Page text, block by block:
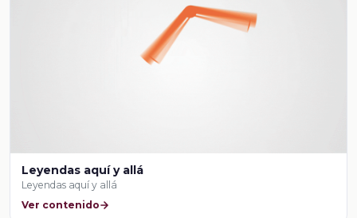
Leyendas aquí y allá
Leyendas aquí y allá
Ver contenido